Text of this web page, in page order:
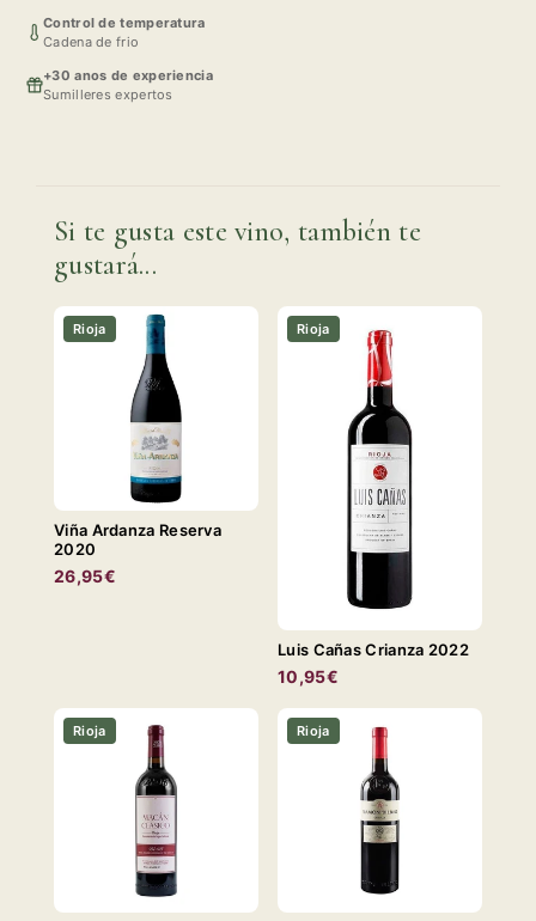
Control de temperatura
Cadena de frio
+30 anos de experiencia
Sumilleres expertos
Si te gusta este vino, también te
gustará...
Rioja
Viña Ardanza Reserva
2020
26,95€
Rioja
Luis Cañas Crianza 2022
10,95€
Rioja Rioja